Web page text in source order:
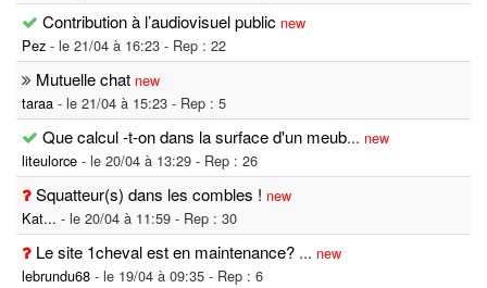
Contribution à l’audiovisuel public new
Pez - le 21/04 à 16:23 - Rep : 22
Mutuelle chat new
taraa - le 21/04 à 15:23 - Rep : 5
Que calcul -t-on dans la surface d'un meub... new
liteulorce - le 20/04 à 13:29 - Rep : 26
Squatteur(s) dans les combles ! new
Kat... - le 20/04 à 11:59 - Rep : 30
Le site 1cheval est en maintenance? ... new
lebrundu68 - le 19/04 à 09:35 - Rep : 6